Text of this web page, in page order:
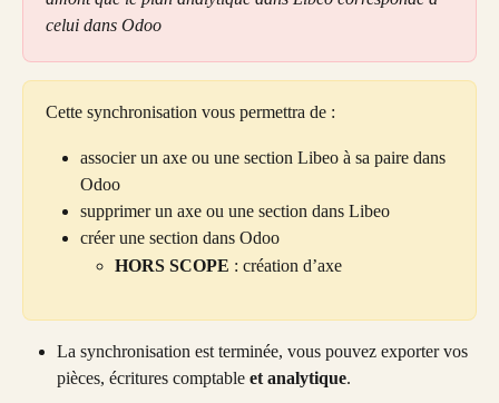
celui dans Odoo
Cette synchronisation vous permettra de :
associer un axe ou une section Libeo à sa paire dans
Odoo
supprimer un axe ou une section dans Libeo
créer une section dans Odoo
HORS SCOPE : création d’axe
La synchronisation est terminée, vous pouvez exporter vos
pièces, écritures comptable et analytique.